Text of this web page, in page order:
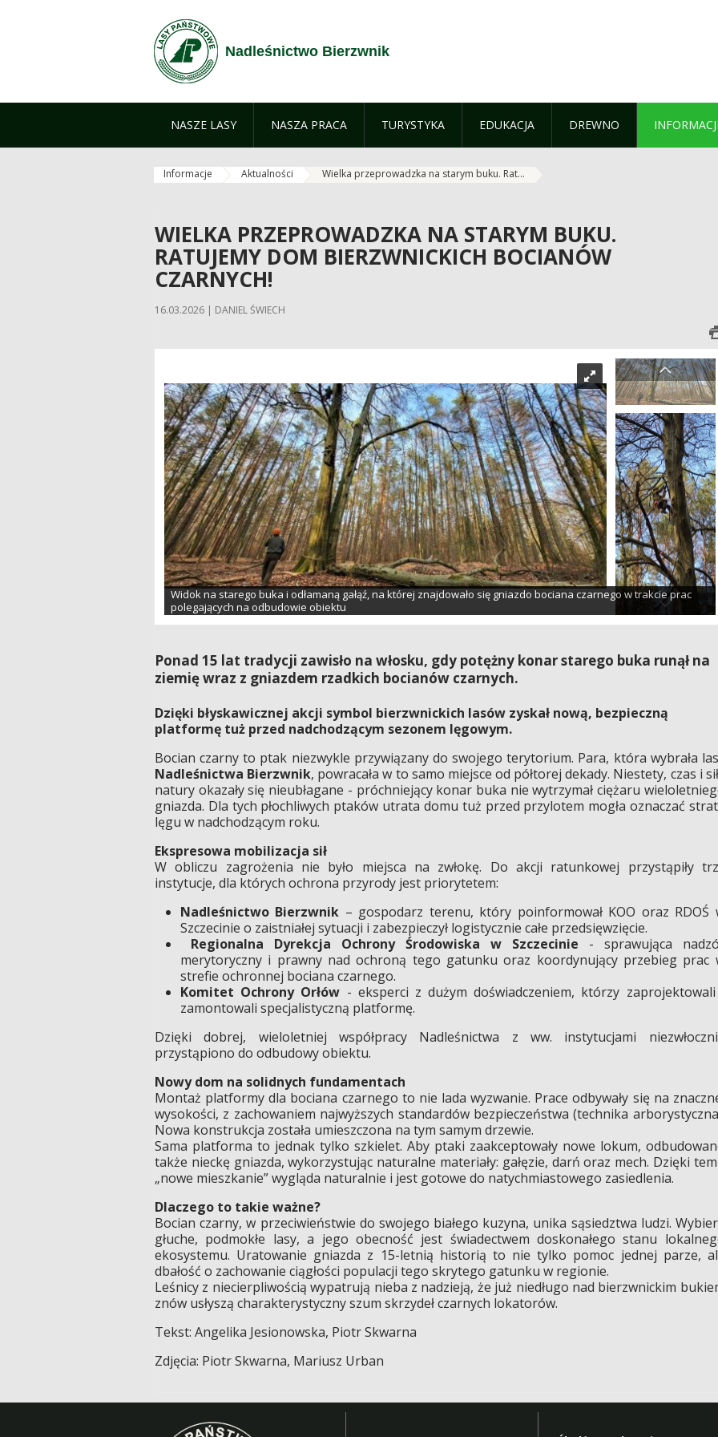
Nadleśnictwo Bierzwnik
NASZE LASY NASZA PRACA TURYSTYKA EDUKACJA DREWNO
Informacje Aktualności Wielka przeprowadzka na starym buku. Rat...
WIELKA PRZEPROWADZKA NA STARYM BUKU.
RATUJEMY DOM BIERZWNICKICH BOCIANÓW
CZARNYCH!
16.03.2026 | DANIEL ŚWIECH
Widok na starego buka i odłamaną gałąź, na której znajdowało się gniazdo bociana czarnego w trakcie prac
polegających na odbudowie obiektu
Ponad 15 lat tradycji zawisło na włosku, gdy potężny konar starego buka runął na
ziemię wraz z gniazdem rzadkich bocianów czarnych.
Dzięki błyskawicznej akcji symbol bierzwnickich lasów zyskał nową, bezpieczną
platformę tuż przed nadchodzącym sezonem lęgowym.
Bocian czarny to ptak niezwykle przywiązany do swojego terytorium. Para, która wybrała
Nadleśnictwa Bierzwnik, powracała w to samo miejsce od półtorej dekady. Niestety, czas i
natury okazały się nieubłagane - próchniejący konar buka nie wytrzymał ciężaru
gniazda. Dla tych płochliwych ptaków utrata domu tuż przed przylotem mogła oznaczać
lęgu w nadchodzącym roku.
Ekspresowa mobilizacja sił
W obliczu zagrożenia nie było miejsca na zwłokę. Do akcji ratunkowej przystąpiły
instytucje, dla których ochrona przyrody jest priorytetem:
Nadleśnictwo Bierzwnik – gospodarz terenu, który poinformował KOO oraz RDOŚ
Szczecinie o zaistniałej sytuacji i zabezpieczył logistycznie całe przedsięwzięcie.
Regionalna Dyrekcja Ochrony Środowiska w Szczecinie - sprawująca
merytoryczny i prawny nad ochroną tego gatunku oraz koordynujący przebieg prac
strefie ochronnej bociana czarnego.
Komitet Ochrony Orłów - eksperci z dużym doświadczeniem, którzy
zamontowali specjalistyczną platformę.
Dzięki dobrej, wieloletniej współpracy Nadleśnictwa z ww. instytucjami
przystąpiono do odbudowy obiektu.
Nowy dom na solidnych fundamentach
Montaż platformy dla bociana czarnego to nie lada wyzwanie. Prace odbywały się na
wysokości, z zachowaniem najwyższych standardów bezpieczeństwa (technika
Nowa konstrukcja została umieszczona na tym samym drzewie.
Sama platforma to jednak tylko szkielet. Aby ptaki zaakceptowały nowe lokum,
także nieckę gniazda, wykorzystując naturalne materiały: gałęzie, darń oraz mech. Dzięki
„nowe mieszkanie” wygląda naturalnie i jest gotowe do natychmiastowego zasiedlenia.
Dlaczego to takie ważne?
Bocian czarny, w przeciwieństwie do swojego białego kuzyna, unika sąsiedztwa ludzi.
głuche, podmokłe lasy, a jego obecność jest świadectwem doskonałego stanu
ekosystemu. Uratowanie gniazda z 15-letnią historią to nie tylko pomoc jednej parze,
dbałość o zachowanie ciągłości populacji tego skrytego gatunku w regionie.
Leśnicy z niecierpliwością wypatrują nieba z nadzieją, że już niedługo nad bierzwnickim
znów usłyszą charakterystyczny szum skrzydeł czarnych lokatorów.
Tekst: Angelika Jesionowska, Piotr Skwarna
Zdjęcia: Piotr Skwarna, Mariusz Urban